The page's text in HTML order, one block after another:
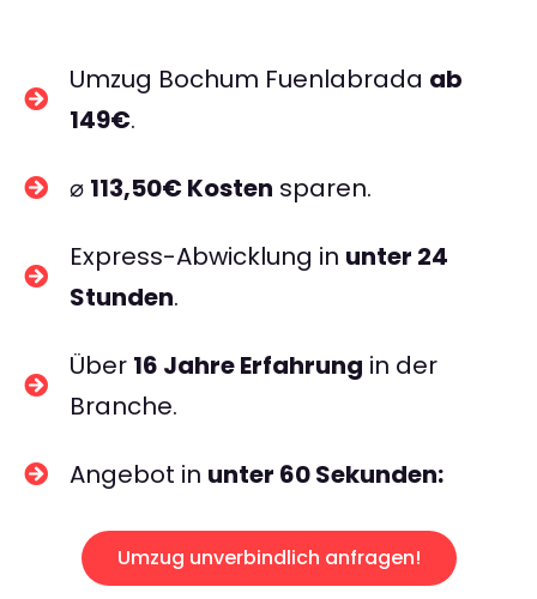
Umzug Bochum Fuenlabrada ab
149€.
⌀ 113,50€ Kosten sparen.
Express-Abwicklung in unter 24
Stunden.
Über 16 Jahre Erfahrung in der
Branche.
Angebot in unter 60 Sekunden:
Umzug unverbindlich anfragen!